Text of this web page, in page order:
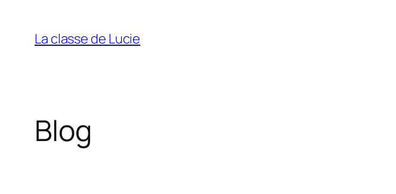
contenu
La classe de Lucie
Blog